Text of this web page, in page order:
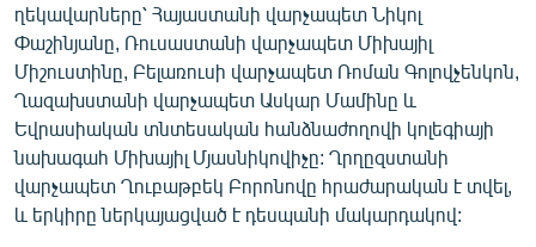
Հայերեն
English
Русский
ՀԵՏԵՎԵՔ ՄԵԶ
ղեկավարները՝ Հայաստանի վարչապետ Նիկոլ
Փաշինյանը, Ռուսաստանի վարչապետ Միխայիլ
Միշուստինը, Բելառուսի վարչապետ Ռոման Գոլովչենկոն,
Ղազախստանի վարչապետ Ասկար Մամինը և
Եվրասիական տնտեսական հանձնաժողովի կոլեգիայի
նախագահ Միխայիլ Մյասնիկովիչը: Ղրղըզստանի
վարչապետ Ղուբաթբեկ Բորոնովը հրաժարական է տվել,
և երկիրը ներկայացված է դեսպանի մակարդակով: